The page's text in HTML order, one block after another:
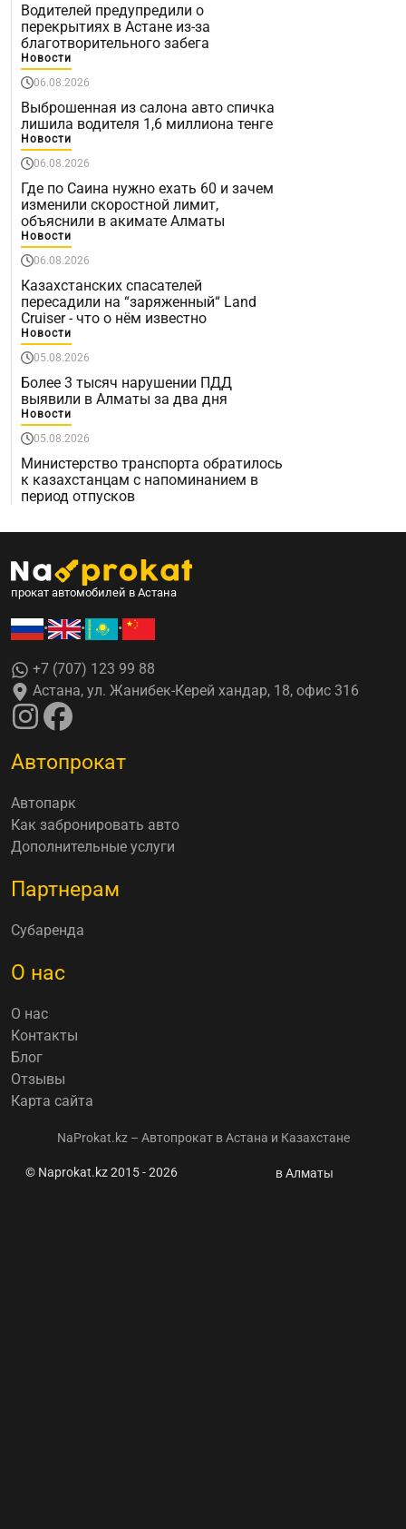
Водителей предупредили о
перекрытиях в Астане из-за
благотворительного забега
Новости
06.08.2026
Выброшенная из салона авто спичка
лишила водителя 1,6 миллиона тенге
Новости
06.08.2026
Где по Саина нужно ехать 60 и зачем
изменили скоростной лимит,
объяснили в акимате Алматы
Новости
06.08.2026
Казахстанских спасателей
пересадили на “заряженный“ Land
Cruiser - что о нём известно
Новости
05.08.2026
Более 3 тысяч нарушении ПДД
выявили в Алматы за два дня
Новости
05.08.2026
Министерство транспорта обратилось
к казахстанцам с напоминанием в
период отпусков
прокат автомобилей в Астана
• • •
+7 (707) 123 99 88
Астана, ул. Жанибек-Керей хандар, 18, офис 316
Автопрокат
Автопарк
Как забронировать авто
Дополнительные услуги
Партнерам
Субаренда
О нас
О нас
Контакты
Блог
Отзывы
Карта сайта
NaProkat.kz – Автопрокат в Астана и Казахстане
© Naprokat.kz 2015 - 2026
Празднованиев Алматы